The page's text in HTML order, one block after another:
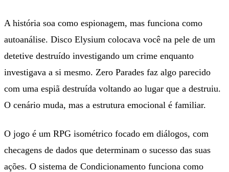
A história soa como espionagem, mas funciona como
autoanálise. Disco Elysium colocava você na pele de um
detetive destruído investigando um crime enquanto
investigava a si mesmo. Zero Parades faz algo parecido
com uma espiã destruída voltando ao lugar que a destruiu.
O cenário muda, mas a estrutura emocional é familiar.
O jogo é um RPG isométrico focado em diálogos, com
checagens de dados que determinam o sucesso das suas
ações. O sistema de Condicionamento funciona como